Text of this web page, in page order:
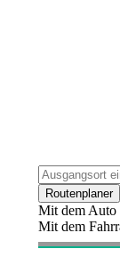
Routenplaner
Mit dem Auto
Mit dem